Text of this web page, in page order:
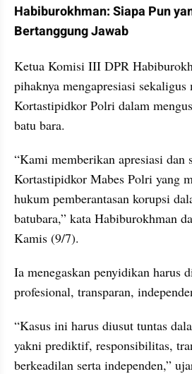
Habiburokhman: Siapa Pun
Bertanggung Jawab
Ketua Komisi III DPR
pihaknya mengapresiasi
Kortastipidkor Polri dalam
batu bara.
“Kami memberikan apresiasi dan
Kortastipidkor Mabes Polri yang
hukum pemberantasan korupsi
batubara,” kata Habiburokhman
Kamis (9/7).
Ia menegaskan penyidikan harus
profesional, transparan,
“Kasus ini harus diusut tuntas
yakni prediktif, responsibilitas,
berkeadilan serta independen,”